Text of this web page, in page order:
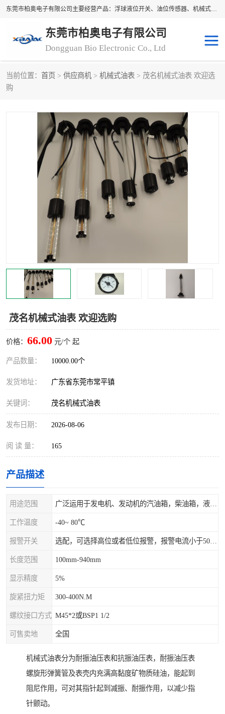
东莞市柏奥电子有限公司主要经营产品：浮球液位开关、油位传感器、机械式油表、浮球液位计、水位控制浮球阀、料位开关，水流开关、油水位控制配套仪表等。柏奥电子，您可信赖的合作伙伴
东莞市柏奥电子有限公司
Dongguan Bio Electronic Co., Ltd
当前位置： 首页 > 供应商机 > 机械式油表 > 茂名机械式油表 欢迎选
购
茂名机械式油表 欢迎选购
价格： 66.00 元/个 起
产品数量： 10000.00个
发货地址： 广东省东莞市常平镇
关键词： 茂名机械式油表
发布日期： 2026-08-06
阅 读 量： 165
产品描述
用途范围
工作温度 -40~ 80℃
报警开关
长度范围 100mm-940mm
显示精度 5%
旋紧扭力矩 300-400N.M
螺纹接口方式 M45*2或BSP1 1/2
可售卖地 全国
机械式油表分为耐振油压表和抗振油压表，耐振油压表
螺旋形弹簧管及表壳内充满高黏度矿物质硅油，能起到
阻尼作用，可对其指针起到减振、耐振作用，以减少指
针颤动。
机械式油表 水流开关
料位开关 油位表
磁性浮球 浮球阀
磁翻板液位计 转速表